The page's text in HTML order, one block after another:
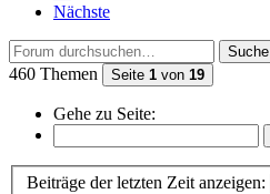
Nächste
Suche
460 Themen Seite 1 von 19
Gehe zu Seite:
Beiträge der letzten Zeit anzeigen: